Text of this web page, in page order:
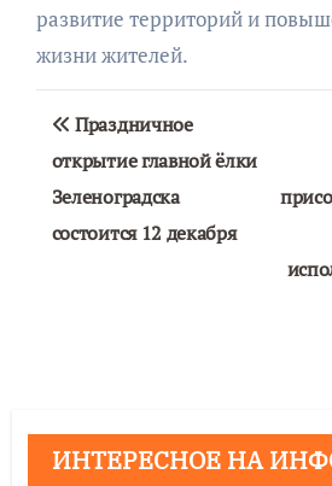
развитие территорий и
жизни жителей.
Навигация
по
записям
Праздничное
открытие главной ёлки
Зеленоградска
состоится 12 декабря
ИНТЕРЕСНОЕ НА